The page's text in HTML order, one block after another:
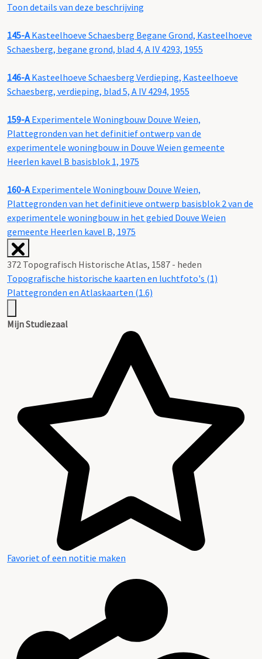
Toon details van deze beschrijving
145-AKasteelhoeve Schaesberg Begane Grond, Kasteelhoeve
Schaesberg, begane grond, blad 4, A IV 4293, 1955
146-AKasteelhoeve Schaesberg Verdieping, Kasteelhoeve
Schaesberg, verdieping, blad 5, A IV 4294, 1955
159-AExperimentele Woningbouw Douve Weien,
Plattegronden van het definitief ontwerp van de
experimentele woningbouw in Douve Weien gemeente
Heerlen kavel B basisblok 1, 1975
160-A Experimentele Woningbouw Douve Weien,
Plattegronden van het definitieve ontwerp basisblok 2 van de
experimentele woningbouw in het gebied Douve Weien
gemeente Heerlen kavel B, 1975
372 Topografisch Historische Atlas, 1587 - heden
Topografische historische kaarten en luchtfoto's (1)
Plattegronden en Atlaskaarten (1.6)
Mijn Studiezaal
Favoriet of een notitie maken